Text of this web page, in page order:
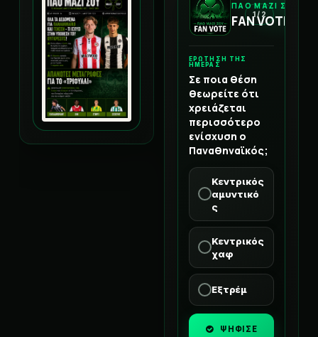
ΠΑΟ ΜΑΖΙ ΣΟΥ
FAN VOTE
1 / 2
ΕΡΩΤΗΣΗ ΤΗΣ
ΗΜΕΡΑΣ
Σε ποια θέση
θεωρείτε ότι
χρειάζεται
περισσότερο
ενίσχυση ο
Παναθηναϊκός;
Κεντρικός
αμυντικό
ς
Κεντρικός
χαφ
Εξτρέμ
ΨΗΦΙΣΕ